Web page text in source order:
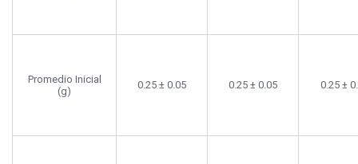
Promedio Inicial
(g)
0.25 ± 0.05 0.25 ± 0.05 0.25 ±